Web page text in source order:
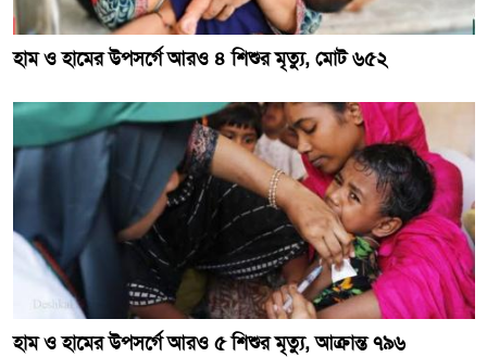
হাম ও হামের উপসর্গে আরও ৪ শিশুর মৃত্যু, মোট ৬৫২
হাম ও হামের উপসর্গে আরও ৫ শিশুর মৃত্যু, আক্রান্ত ৭৯৬